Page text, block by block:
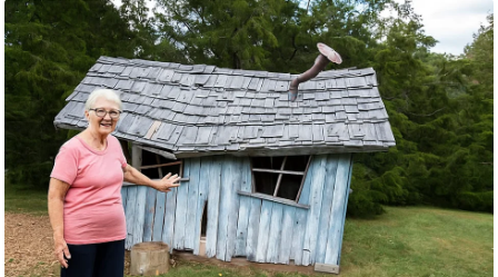
B
r
e
a
n
g
N